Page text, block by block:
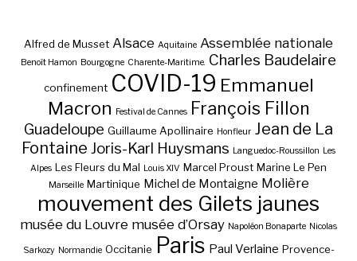
Alfred de Musset Alsace Aquitaine Assemblée nationale
Benoît Hamon Bourgogne Charente-Maritime. Charles Baudelaire
confinement COVID-19 Emmanuel
Macron
Festival de Cannes François Fillon
Guadeloupe Guillaume Apollinaire Honfleur Jean de La
Fontaine Joris-Karl Huysmans Languedoc-Roussillon Les
Alpes Les Fleurs du Mal Louis XIV Marcel Proust Marine Le Pen
Marseille Martinique Michel de Montaigne Molière
mouvement des Gilets jaunes
musée du Louvre musée d’Orsay Napoléon Bonaparte Nicolas
Sarkozy Normandie Occitanie Paris Paul Verlaine Provence-